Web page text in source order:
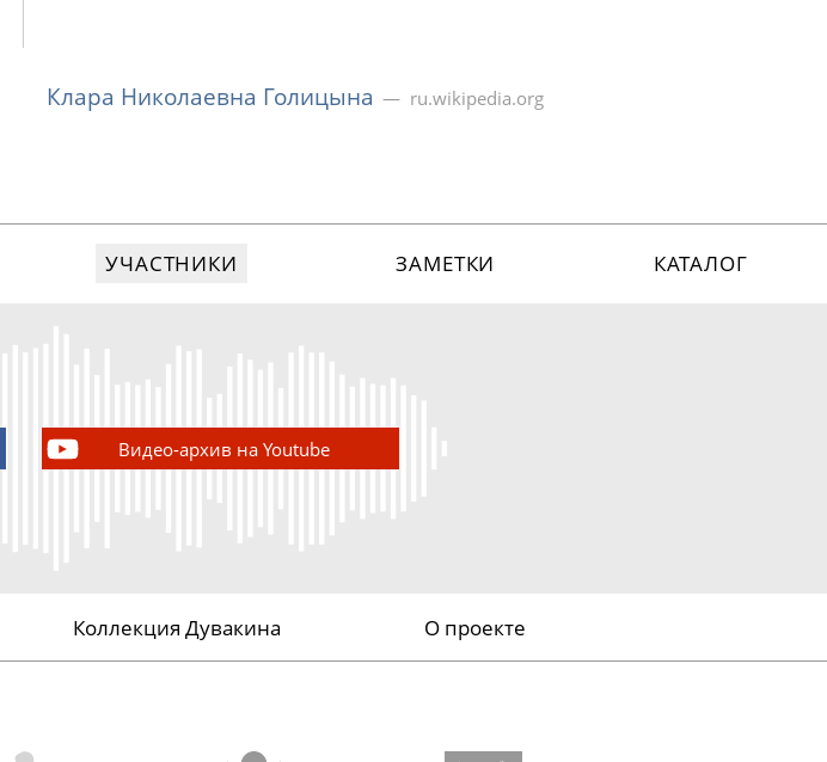
Клара Николаевна Голицына ru.wikipedia.org
УЧАСТНИКИ ЗАМЕТКИ КАТАЛОГ
Видео-архив на Youtube
Коллекция Дувакина О проекте